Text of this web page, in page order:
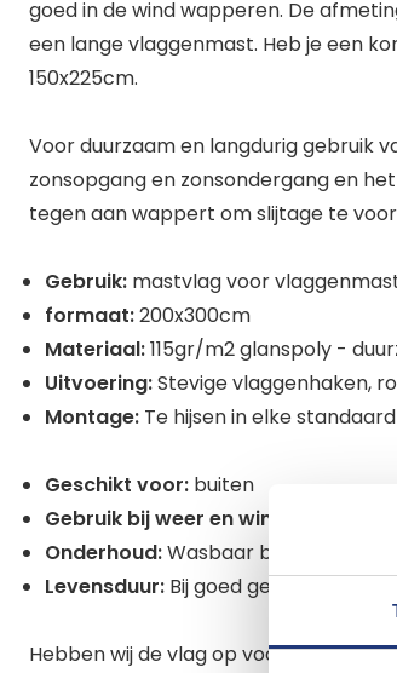
goed in de wind wapperen. De
een lange vlaggenmast. Heb je een
150x225cm.
Voor duurzaam en langdurig gebruik
zonsopgang en zonsondergang en
tegen aan wappert om slijtage te
Gebruik: mastvlag voor
formaat:200x300cm
Materiaal:115gr/m2 glanspoly -
Uitvoering:Stevige vlaggenhaken,
Montage: Te hijsen in elke
Geschikt voor: buiten
Gebruik bij weer en wind:
Onderhoud:Wasbaar bij 40 graden
Levensduur: Bij goed gebruik is deze
Hebben wij de vlag op voorraad dan